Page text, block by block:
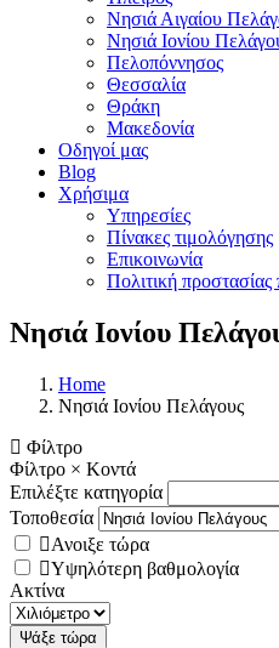
Νησιά Αιγαίου
Νησιά Ιονίου
Πελοπόννησος
Θεσσαλία
Θράκη
Μακεδονία
Οδηγοί μας
Blog
Χρήσιμα
Υπηρεσίες
Πίνακες τιμολόγησης
Επικοινωνία
Πολιτική
Νησιά Ιονίου
Home
Νησιά Ιονίου Πελάγους
Φίλτρο
Φίλτρο × Κοντά
Επιλέξτε κατηγορία
Τοποθεσία
Ανοιξε τώρα
Υψηλότερη βαθμολογία
Ακτίνα